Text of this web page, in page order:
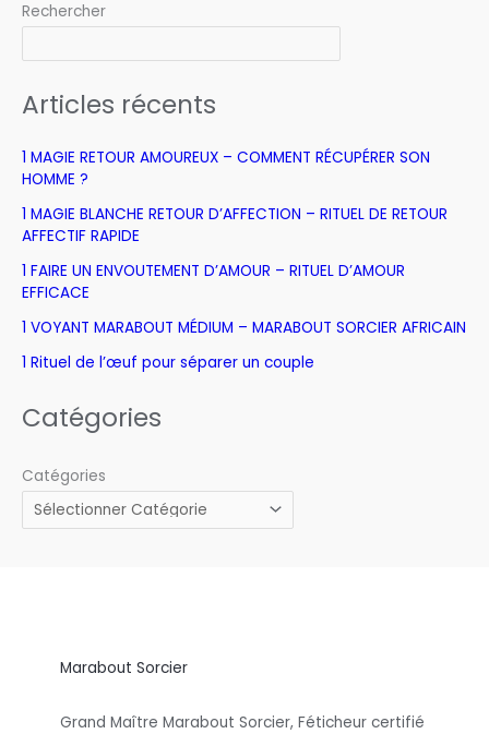
Rechercher
Articles récents
1 MAGIE RETOUR AMOUREUX – COMMENT RÉCUPÉRER SON
HOMME ?
1 MAGIE BLANCHE RETOUR D’AFFECTION – RITUEL DE RETOUR
AFFECTIF RAPIDE
1 FAIRE UN ENVOUTEMENT D’AMOUR – RITUEL D’AMOUR
EFFICACE
1 VOYANT MARABOUT MÉDIUM – MARABOUT SORCIER AFRICAIN
1 Rituel de l’œuf pour séparer un couple
Catégories
Catégories
Marabout Sorcier
Grand Maître Marabout Sorcier, Féticheur certifié